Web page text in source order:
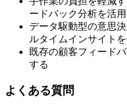
ードバック分析を活
データ駆動型の意思
ルタイムインサイト
既存の顧客フィード
する
よくある質問